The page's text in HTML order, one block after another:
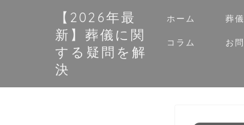
【2026年最
新】葬儀に関
する疑問を解
決
ホーム 葬
コラム お